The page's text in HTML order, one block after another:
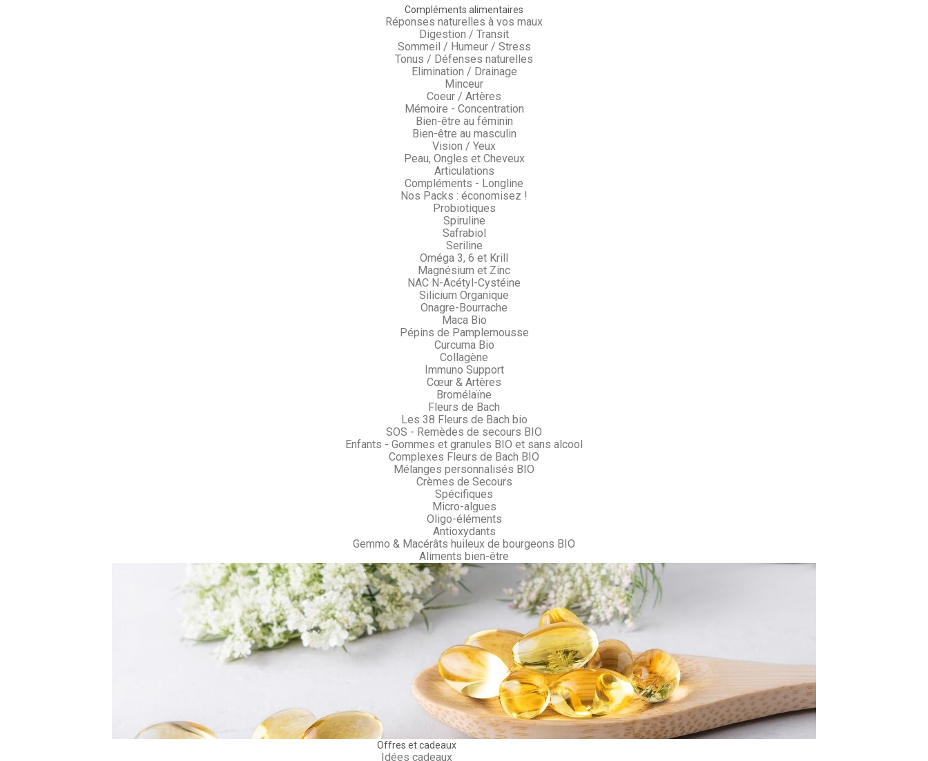
Compléments alimentaires
Réponses naturelles à vos maux
Digestion / Transit
Sommeil / Humeur / Stress
Tonus / Défenses naturelles
Elimination / Drainage
Minceur
Coeur / Artères
Mémoire - Concentration
Bien-être au féminin
Bien-être au masculin
Vision / Yeux
Peau, Ongles et Cheveux
Articulations
Compléments - Longline
Nos Packs : économisez !
Probiotiques
Spiruline
Safrabiol
Seriline
Oméga 3, 6 et Krill
Magnésium et Zinc
NAC N-Acétyl-Cystéine
Silicium Organique
Onagre-Bourrache
Maca Bio
Pépins de Pamplemousse
Curcuma Bio
Collagène
Immuno Support
Cœur & Artères
Bromélaïne
Fleurs de Bach
Les 38 Fleurs de Bach bio
SOS - Remèdes de secours BIO
Enfants - Gommes et granules BIO et sans alcool
Complexes Fleurs de Bach BIO
Mélanges personnalisés BIO
Crèmes de Secours
Spécifiques
Micro-algues
Oligo-éléments
Antioxydants
Gemmo & Macérâts huileux de bourgeons BIO
Aliments bien-être
Offres et cadeaux
Idées cadeaux